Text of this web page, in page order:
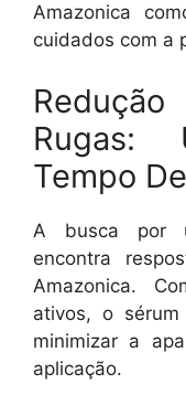
Amazonica
cuidados com a
Rugas:
Tempo
A busca por
encontra
Amazonica.
ativos, o
minimizar a
aplicação.